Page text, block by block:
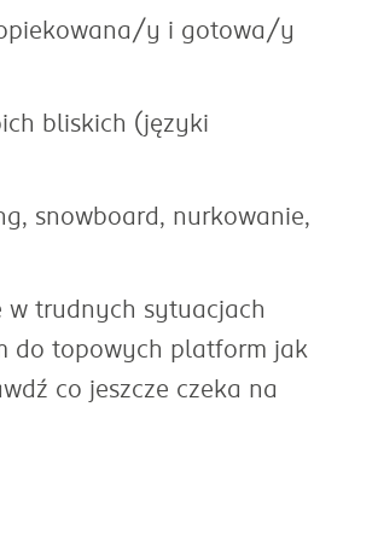
y i gotowa/y
bliskich (języki
snowboard, nurkowanie,
trudnych sytuacjach
do topowych platform jak
co jeszcze czeka na